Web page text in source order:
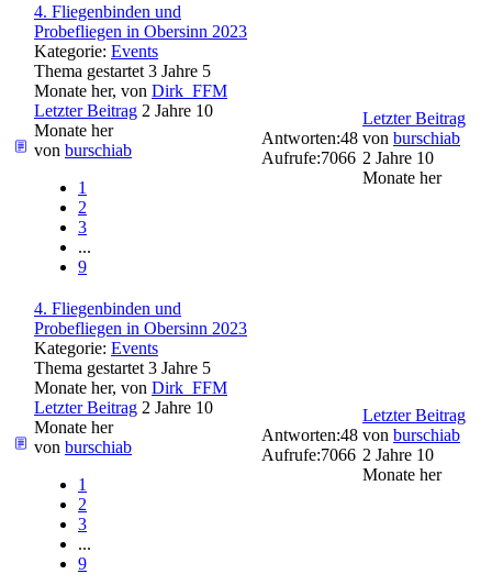
4. Fliegenbinden und
Probefliegen in Obersinn 2023
Kategorie: Events
Thema gestartet 3 Jahre 5
Monate her, von Dirk_FFM
Letzter Beitrag 2 Jahre 10
Monate her
von burschiab
1
2
3
...
9
Antworten:48
Aufrufe:7066
Letzter Beitrag
von burschiab
2 Jahre 10
Monate her
4. Fliegenbinden und
Probefliegen in Obersinn 2023
Kategorie: Events
Thema gestartet 3 Jahre 5
Monate her, von Dirk_FFM
Letzter Beitrag 2 Jahre 10
Monate her
von burschiab
1
2
3
...
9
Antworten:48
Aufrufe:7066
Letzter Beitrag
von burschiab
2 Jahre 10
Monate her